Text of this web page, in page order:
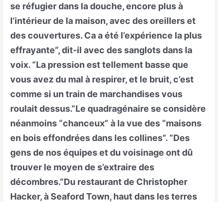
se réfugier dans la douche, encore plus à
l’intérieur de la maison, avec des oreillers et
des couvertures. Ca a été l’expérience la plus
effrayante”, dit-il avec des sanglots dans la
voix. “La pression est tellement basse que
vous avez du mal à respirer, et le bruit, c’est
comme si un train de marchandises vous
roulait dessus.”Le quadragénaire se considère
néanmoins “chanceux” à la vue des “maisons
en bois effondrées dans les collines”. “Des
gens de nos équipes et du voisinage ont dû
trouver le moyen de s’extraire des
décombres.”Du restaurant de Christopher
Hacker, à Seaford Town, haut dans les terres